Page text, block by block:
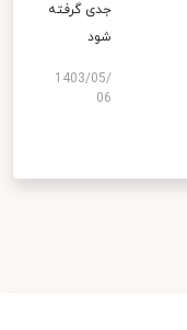
جدی گرفته
شود
1403/05/
06